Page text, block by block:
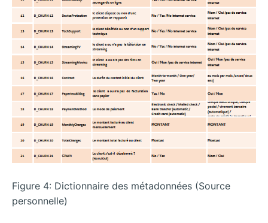
Figure 4: Dictionnaire des métadonnées (Source
personnelle)